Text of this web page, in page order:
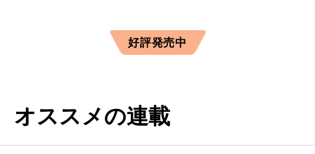
好評発売中
オススメの連載